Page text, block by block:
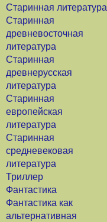
Старинная литература
Старинная
древневосточная
литература
Старинная
древнерусская
литература
Старинная
европейская
литература
Старинная
средневековая
литература
Триллер
Фантастика
Фантастика как
альтернативная